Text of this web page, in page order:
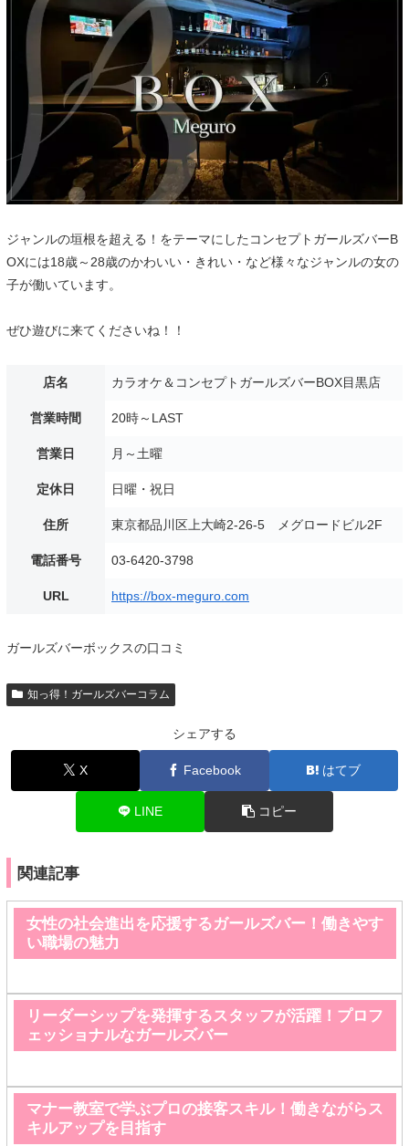
ジャンルの垣根を超える！をテーマにしたコンセプトガールズバーB
OXには18歳～28歳のかわいい・きれい・など様々なジャンルの女の
子が働いています。
ぜひ遊びに来てくださいね！！
店名 カラオケ＆コンセプトガールズバーBOX目黒店
営業時間 20時～LAST
営業日 月～土曜
定休日 日曜・祝日
住所 東京都品川区上大崎2-26-5 メグロードビル2F
電話番号 03-6420-3798
URL https://box-meguro.com
ガールズバーボックスの口コミ
知っ得！ガールズバーコラム
シェアする
X Facebook はてブ
LINE コピー
関連記事
女性の社会進出を応援するガールズバー！働きやす
い職場の魅力
リーダーシップを発揮するスタッフが活躍！プロフ
ェッショナルなガールズバー
マナー教室で学ぶプロの接客スキル！働きながらス
キルアップを目指す